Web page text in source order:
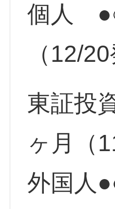
個人
（12/20
東証投
ヶ月（
外国人